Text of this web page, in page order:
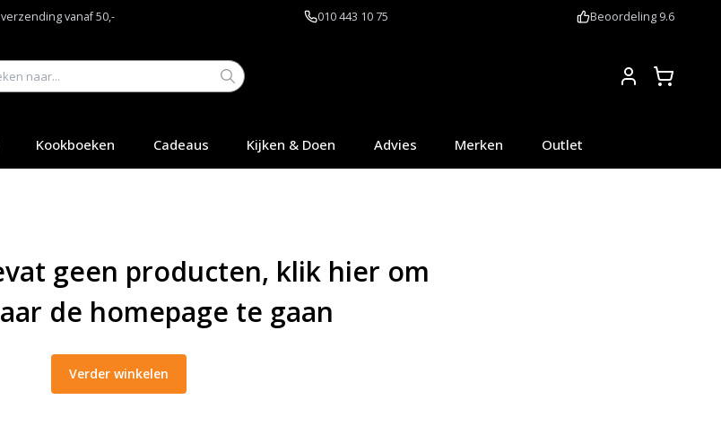
vanaf 50,- 010 443 10 75 Beoordeling 9.6
Kookboeken Cadeaus Kijken & Doen Advies Merken Outlet
geen producten, klik hier om
de homepage te gaan
Verder winkelen